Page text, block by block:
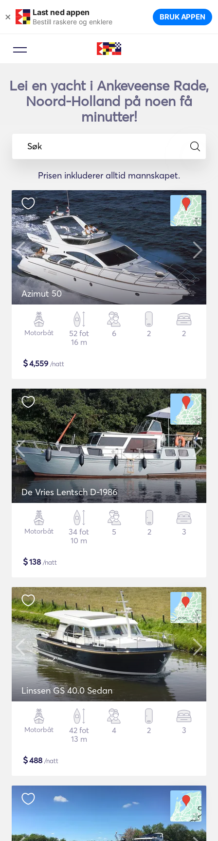
× Last ned appen
Bestill raskere og enklere BRUK APPEN
Lei en yacht i Ankeveense Rade,
Noord-Holland på noen få
minutter!
Søk
Prisen inkluderer alltid mannskapet.
Azimut 50
Motorbåt
52 fot
16 m
6 2 2
$4,559 /natt
De Vries Lentsch D-1986
Motorbåt
34 fot
10 m
5 2 3
$138 /natt
Linssen GS 40.0 Sedan
Motorbåt
42 fot
13 m
4 2 3
$488 /natt